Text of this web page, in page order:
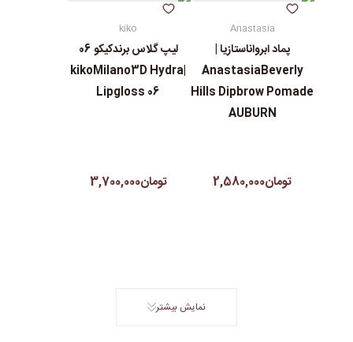
Anastasia
پماد ابرواناستازیا |
AnastasiaBeverly
Hills Dipbrow Pomade
AUBURN
تومان2,580,000
kiko
لیپ گلاس‌ برندکیکو 06
|kikoMilano3D Hydra
Lipgloss 06
تومان3,700,000
نمایش بیشتر